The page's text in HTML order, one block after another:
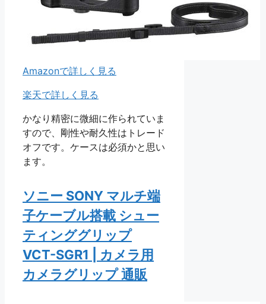
Amazonで詳しく見る
楽天で詳しく見る
かなり精密に微細に作られていま
すので、剛性や耐久性はトレード
オフです。ケースは必須かと思い
ます。
ソニー SONY マルチ端
子ケーブル搭載 シュー
ティンググリップ
VCT-SGR1 | カメラ用
カメラグリップ 通販